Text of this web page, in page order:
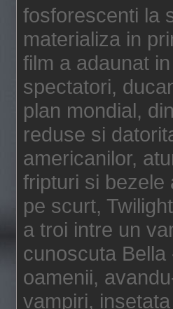
fosforescenti la
materializa in
film a adaunat
spectatori,
plan mondial,
reduse si
americanilor,
fripturi si bezele
pe scurt,
a troi intre un
cunoscuta
oamenii,
vampiri,